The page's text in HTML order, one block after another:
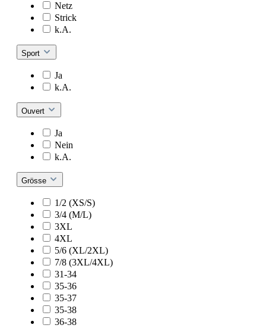
Netz
Strick
k.A.
Sport
Ja
k.A.
Ouvert
Ja
Nein
k.A.
Grösse
1/2 (XS/S)
3/4 (M/L)
3XL
4XL
5/6 (XL/2XL)
7/8 (3XL/4XL)
31-34
35-36
35-37
35-38
36-38